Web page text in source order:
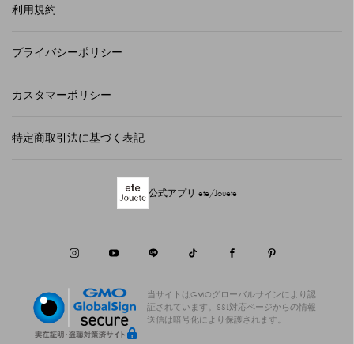
利用規約
プライバシーポリシー
カスタマーポリシー
特定商取引法に基づく表記
公式アプリ ete/Jouete
当サイトはGMOグローバルサインにより認
証されています。
SSL対応ページからの情報
送信は暗号化により保護されます。